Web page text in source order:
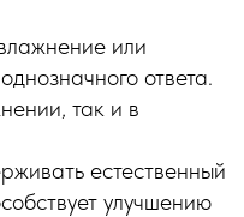
или
ответа.
так и в
естественный
улучшению